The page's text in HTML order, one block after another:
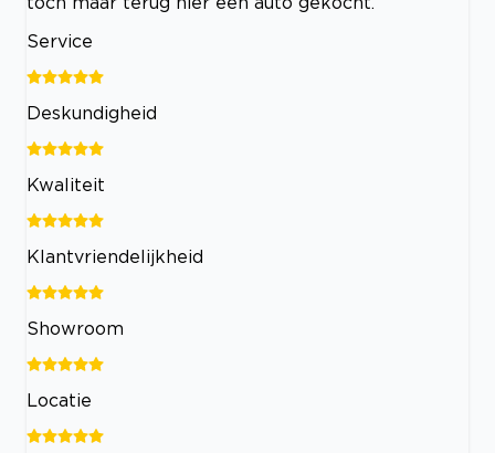
Service
Deskundigheid
Kwaliteit
Klantvriendelijkheid
Showroom
Locatie